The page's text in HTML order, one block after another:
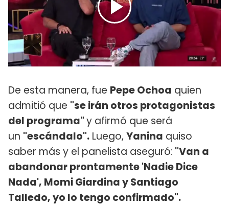
De esta manera, fue Pepe Ochoa quien
admitió que "se irán otros protagonistas
del programa"y afirmó que será
un "escándalo". Luego, Yanina quiso
saber más y el panelista aseguró: "Van a
abandonar prontamente 'Nadie Dice
Nada', Momi Giardina y Santiago
Talledo, yo lo tengo confirmado".